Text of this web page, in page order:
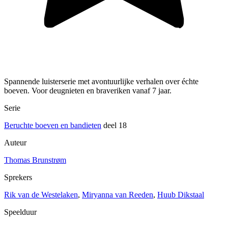
Spannende luisterserie met avontuurlijke verhalen over échte
boeven. Voor deugnieten en braveriken vanaf 7 jaar.
Serie
Beruchte boeven en bandieten deel 18
Auteur
Thomas Brunstrøm
Sprekers
Rik van de Westelaken, Miryanna van Reeden, Huub Dikstaal
Speelduur